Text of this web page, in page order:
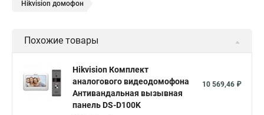
Hikvision домофон
Похожие товары
Hikvision Комплект
аналогового видеодомофона
Антивандальная вызывная
панель DS-D100K
10 569,46 ₽